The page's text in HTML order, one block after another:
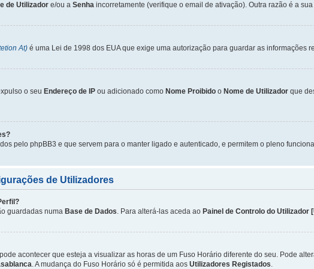
de Utilizador e/ou a Senha incorretamente (verifique o email de ativação). Outra razão é a
At) é uma Lei de 1998 dos EUA que exige uma autorização para guardar as informações
o seu Endereço de IP ou adicionado como Nome Proibido o Nome de Utilizador que
?
pelo phpBB3 e que servem para o manter ligado e autenticado, e permitem o pleno
de Utilizadores
guardadas numa Base de Dados. Para alterá-las aceda ao Painel de Controlo do Utilizador
acontecer que esteja a visualizar as horas de um Fuso Horário diferente do seu. Pode
. A mudança do Fuso Horário só é permitida aos Utilizadores Registados.